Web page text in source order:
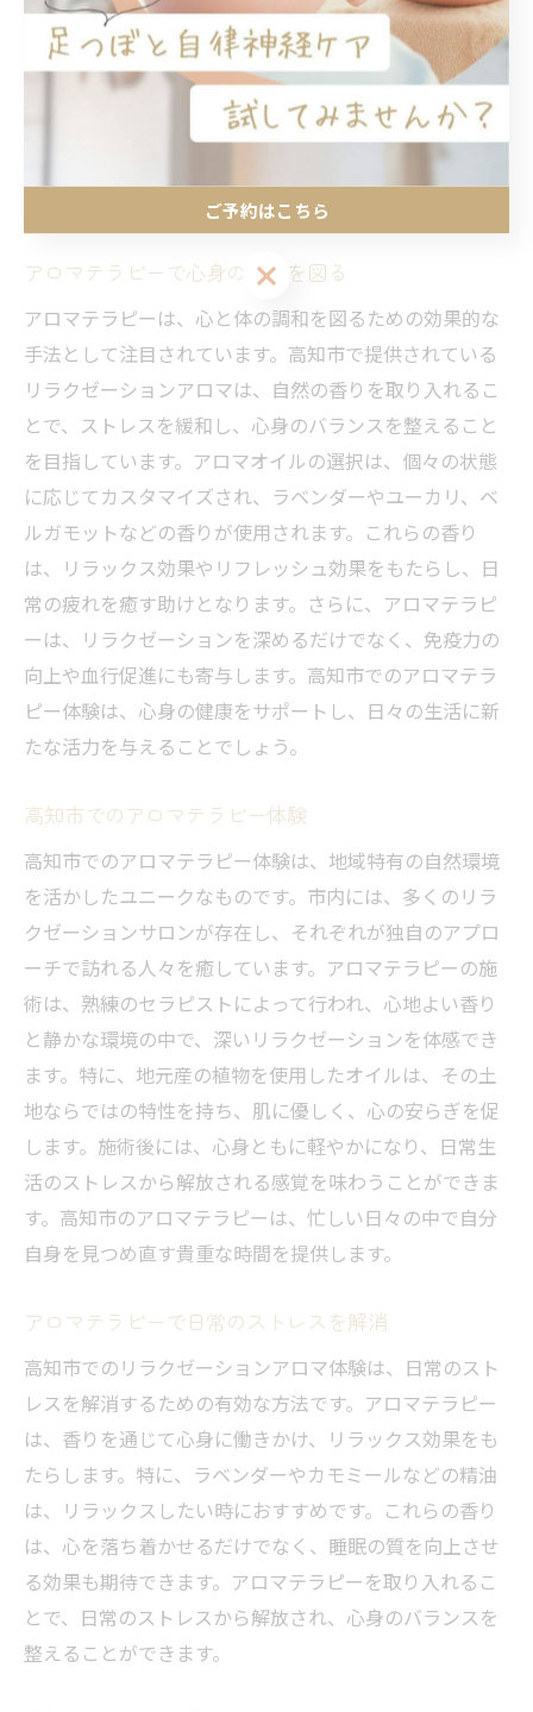
状態へと導く力を持っています。高知市のアロマテラピ
ー施設では、リラクゼーションのための特別な空間が用
意されており、訪れる人々が安心してリラックスできる
環境が整っています。アロマテラピーの施術後は、心身
ともにリフレッシュされ、日々の生活に活力をもたらす
アロマテラピーで心身の調和を図る
アロマテラピーは、心と体の調和を図るための効果的な
手法として注目されています。高知市で提供されている
リラクゼーションアロマは、自然の香りを取り入れるこ
とで、ストレスを緩和し、心身のバランスを整えること
を目指しています。アロマオイルの選択は、個々の状態
に応じてカスタマイズされ、ラベンダーやユーカリ、ベ
ルガモットなどの香りが使用されます。これらの香り
は、リラックス効果やリフレッシュ効果をもたらし、日
常の疲れを癒す助けとなります。さらに、アロマテラピ
ーは、リラクゼーションを深めるだけでなく、免疫力の
向上や血行促進にも寄与します。高知市でのアロマテラ
ピー体験は、心身の健康をサポートし、日々の生活に新
たな活力を与えることでしょう。
高知市でのアロマテラピー体験
高知市でのアロマテラピー体験は、地域特有の自然環境
を活かしたユニークなものです。市内には、多くのリラ
クゼーションサロンが存在し、それぞれが独自のアプロ
ーチで訪れる人々を癒しています。アロマテラピーの施
術は、熟練のセラピストによって行われ、心地よい香り
と静かな環境の中で、深いリラクゼーションを体感でき
ます。特に、地元産の植物を使用したオイルは、その土
地ならではの特性を持ち、肌に優しく、心の安らぎを促
します。施術後には、心身ともに軽やかになり、日常生
活のストレスから解放される感覚を味わうことができま
す。高知市のアロマテラピーは、忙しい日々の中で自分
自身を見つめ直す貴重な時間を提供します。
アロマテラピーで日常のストレスを解消
高知市でのリラクゼーションアロマ体験は、日常のスト
レスを解消するための有効な方法です。アロマテラピー
は、香りを通じて心身に働きかけ、リラックス効果をも
たらします。特に、ラベンダーやカモミールなどの精油
は、リラックスしたい時におすすめです。これらの香り
は、心を落ち着かせるだけでなく、睡眠の質を向上させ
る効果も期待できます。アロマテラピーを取り入れるこ
とで、日常のストレスから解放され、心身のバランスを
整えることができます。
ご予約はこちら
ご予約はこちら